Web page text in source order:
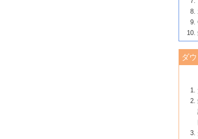
大学
者た
6号
の
B号
立大
進歩
6号
B号
5号
する
6号
B号
ール
4号
5号
6号
B号
4号
5号
6号
7号
4号
5号
合成
6号
7号
3号
4号
計
5号
7号
8号
触
2号
3号
4号
蔵技
5号
7号
触媒
1号
そし
2号
4号
構築
5号
企業
6号
7号
▼49
1号
2号
3号
を実
5号
の
7号
▼48
1号
2号
3号
5号
しい
6号
7号
1号
2号
4号
5号
6号
▼46
1号
2号
3号
4号
5号
▼45
1号
2号
3号
4号
▼44
1号
2号
3号
▼43
1号
2号
▼42
1号
▼41
ダ